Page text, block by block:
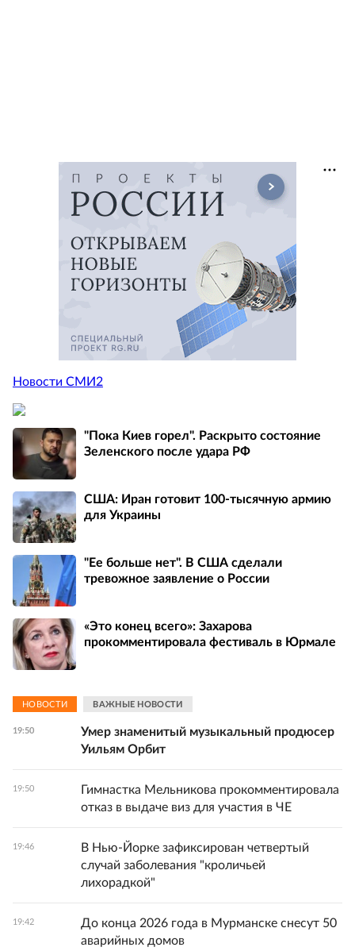
Новости СМИ2
"Пока Киев горел". Раскрыто состояние
Зеленского после удара РФ
США: Иран готовит 100-тысячную армию
для Украины
"Ее больше нет". В США сделали
тревожное заявление о России
«Это конец всего»: Захарова
прокомментировала фестиваль в Юрмале
НОВОСТИ ВАЖНЫЕ НОВОСТИ
19:50
Умер знаменитый музыкальный продюсер
Уильям Орбит
19:50
Гимнастка Мельникова прокомментировала
отказ в выдаче виз для участия в ЧЕ
19:46
В Нью-Йорке зафиксирован четвертый
случай заболевания "кроличьей
лихорадкой"
19:42
До конца 2026 года в Мурманске снесут 50
аварийных домов